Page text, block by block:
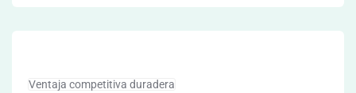
Ventaja competitiva duradera